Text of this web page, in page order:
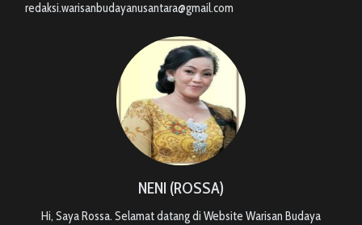
redaksi.warisanbudayanusantara@gmail.com
NENI (ROSSA)
Hi, Saya Rossa. Selamat datang di Website Warisan Budaya